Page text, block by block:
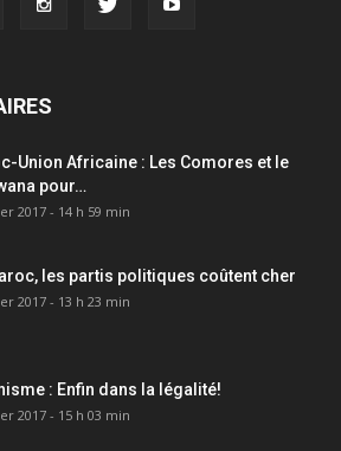
Union Africaine : Les Comores et le
pour…
2017 - 14 h 59 min
les partis politiques coûtent cher
2017 - 13 h 23 min
: Enfin dans la légalité!
2017 - 15 h 03 min